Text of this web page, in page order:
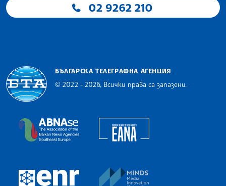
02 9262 210
БЪЛГАРСКА ТЕЛЕГРАФНА АГЕНЦИЯ
© 2022 - 2026, Всички права са запазени.
The Assocoation of the Balkan News Agencies
European Newsroom